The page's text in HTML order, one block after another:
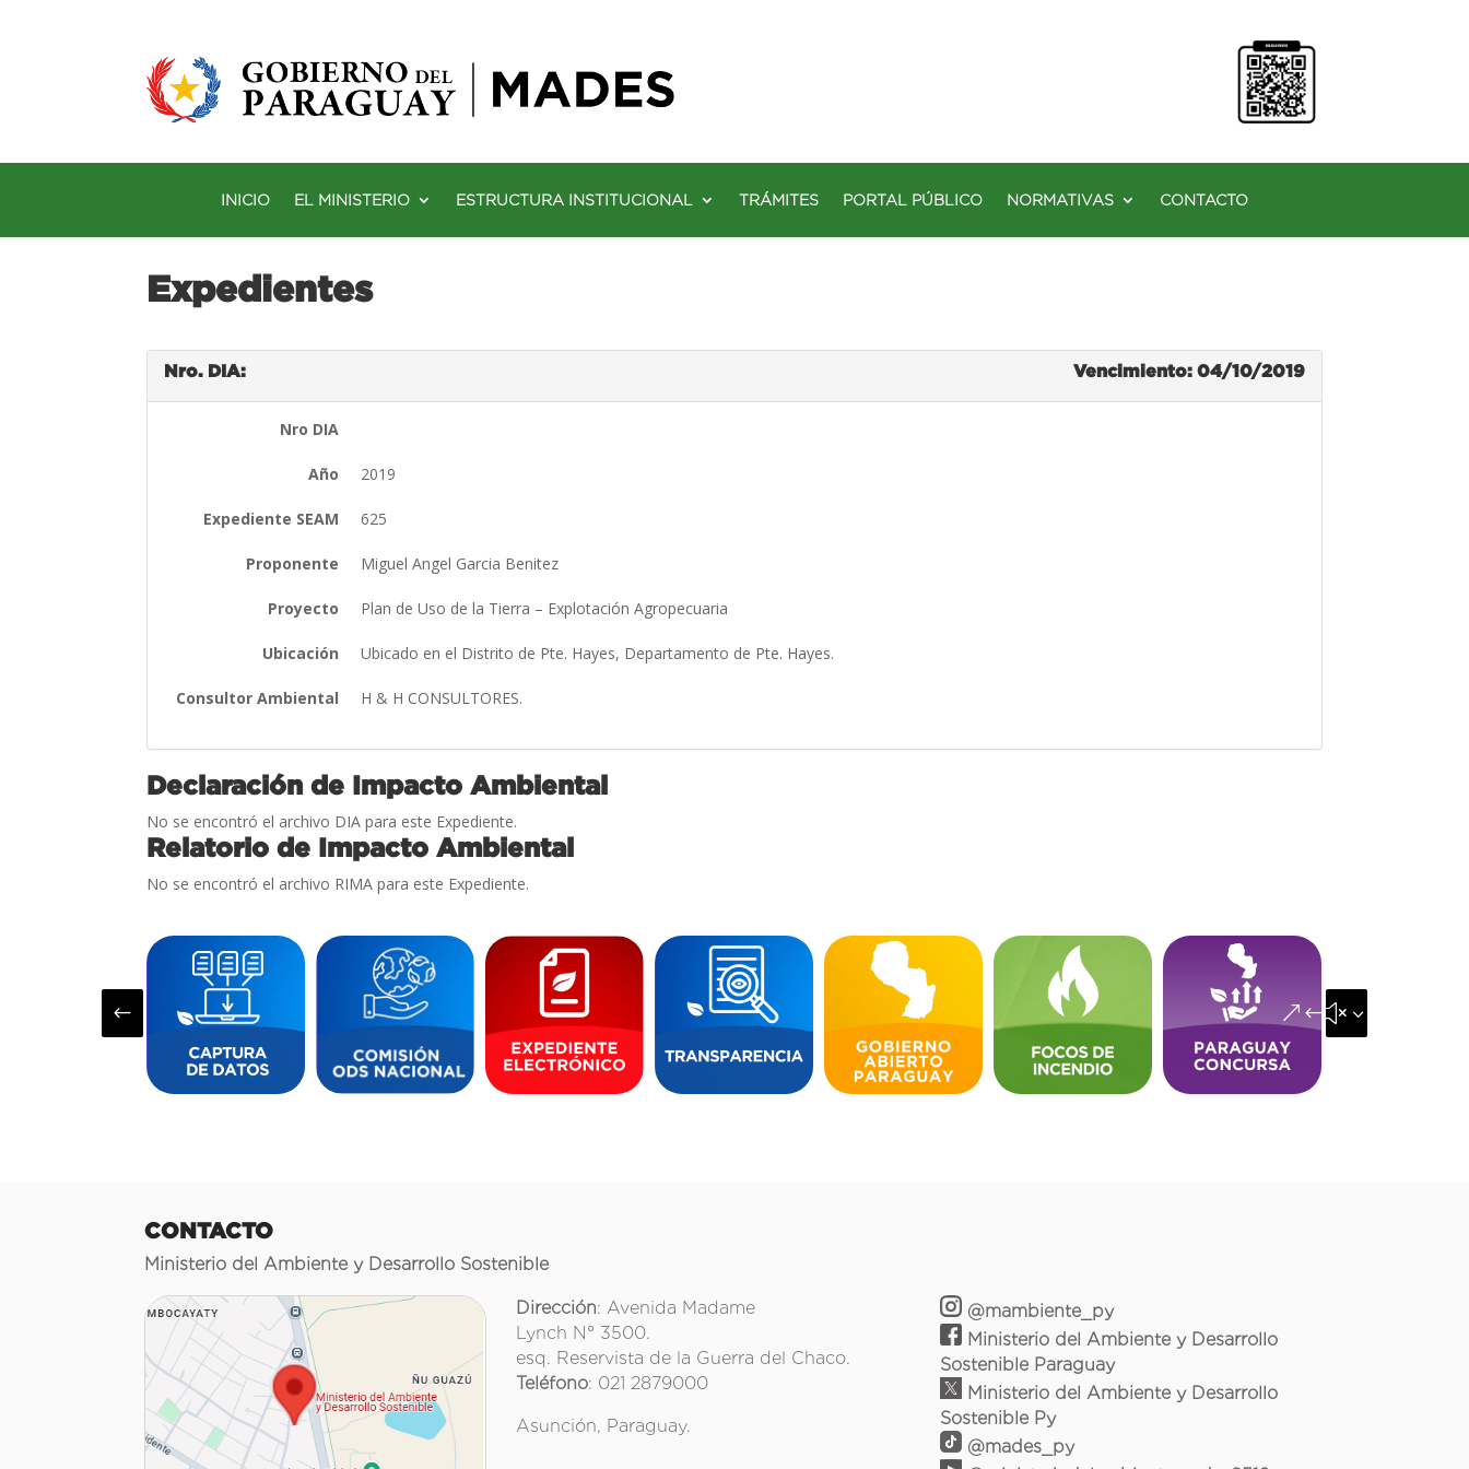
INICIO EL MINISTERIO ESTRUCTURA INSTITUCIONAL TRÁMITES PORTAL PÚBLICO NORMATIVAS CONTACTO
Expedientes
Nro. DIA: Vencimiento: 04/10/2019
Nro DIA
Año 2019
Expediente SEAM 625
Proponente Miguel Angel Garcia Benitez
Proyecto Plan de Uso de la Tierra – Explotación Agropecuaria
Ubicación Ubicado en el Distrito de Pte. Hayes, Departamento de Pte. Hayes.
Consultor Ambiental H & H CONSULTORES.
Declaración de Impacto Ambiental
No se encontró el archivo DIA para este Expediente.
Relatorio de Impacto Ambiental
No se encontró el archivo RIMA para este Expediente.
# &#x35;
CONTACTO
Ministerio del Ambiente y Desarrollo Sostenible
Dirección: Avenida Madame
Lynch N° 3500.
esq. Reservista de la Guerra del Chaco.
Teléfono: 021 2879000
Asunción, Paraguay.
@mambiente_py
Ministerio del Ambiente y Desarrollo
Sostenible Paraguay
Ministerio del Ambiente y Desarrollo
Sostenible Py
@mades_py